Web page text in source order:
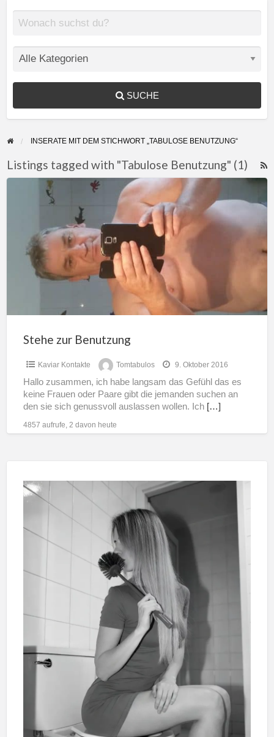
SUCHE
INSERATE MIT DEM STICHWORT „TABULOSE BENUTZUNG“
Listings tagged with "Tabulose Benutzung" (1)
Stehe zur Benutzung
Kaviar Kontakte Tomtabulos 9. Oktober 2016
Hallo zusammen, ich habe langsam das Gefühl das es
keine Frauen oder Paare gibt die jemanden suchen an
den sie sich genussvoll auslassen wollen. Ich […]
4857 aufrufe, 2 davon heute